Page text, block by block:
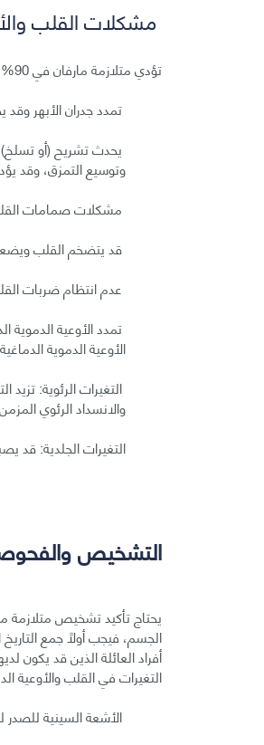
مشكلات القلب
تؤدي متلازمة مارفان في 90% من الحالات إلى حدوث تغيرات في القلب والأوعية الدموية ومن بين هذه التغيرات:
تمدد جدران الأبهر
يحدث تشريح (أو تسلخ)
وتوسيع التمزق، وقد
مشكلات صمامات
قد يتضخم القلب
عدم انتظام ضربات
تمدد الأوعية
الأوعية الدموية
التغيرات الرئوية:
والانسداد الرئوي
التغيرات الجلدية: قد
التشخيص
يحتاج تأكيد تشخيص متلازمة
الجسم، فيجب أولًا جمع
أفراد العائلة الذين قد
التغيرات في القلب والأوعية
الأشعة السينية